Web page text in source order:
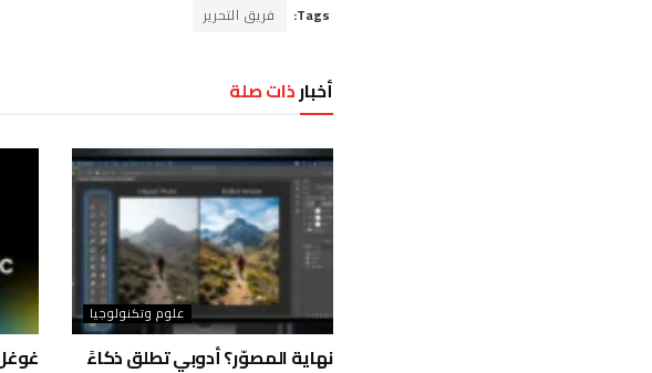
Tags: فريق التحرير
أخبارذات صلة
علوم وتكنولوجيا
نهاية المصوّر؟ أدوبي تطلق ذكاءً